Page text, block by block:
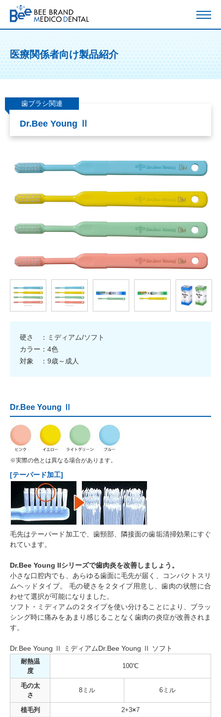
医療関係者向け製品紹介
歯ブラシ関連
Dr.Bee Young Ⅱ
硬さ ：ミディアム/ソフト
カラー：4色
対象 ：9歳～成人
Dr.Bee Young Ⅱ
※実際の色とは異なる場合があります。
[テーパード加工]
毛先はテーパード加工で、歯頸部、隣接面の歯垢清掃効果にすぐ
れています。
Dr.Bee Young IIシリーズで歯肉炎を改善しましょう。
小さな口腔内でも、あらゆる歯面に毛先が届く、コンパクトスリ
ムヘッドタイプ。 毛の硬さを２タイプ用意し、歯肉の状態に合
わせて選択が可能になりました。
ソフト・ミディアムの２タイプを使い分けることにより、ブラッ
シング時に痛みをあまり感じることなく歯肉の炎症が改善されま
す。
Dr.Bee Young Ⅱ ミディアムDr.Bee Young Ⅱ ソフト
耐熱温
度
100℃
毛の太
さ
8ミル 6ミル
植毛列 2+3×7